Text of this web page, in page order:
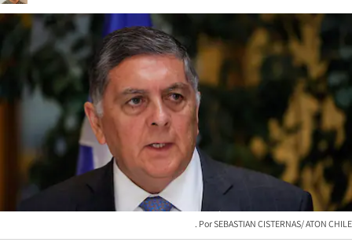
SEBASTIAN CISTERNAS/ ATON CHILE